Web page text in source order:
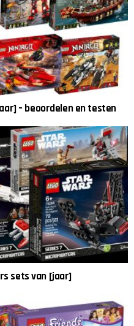
– beoordelen en testen
sets van [jaar]